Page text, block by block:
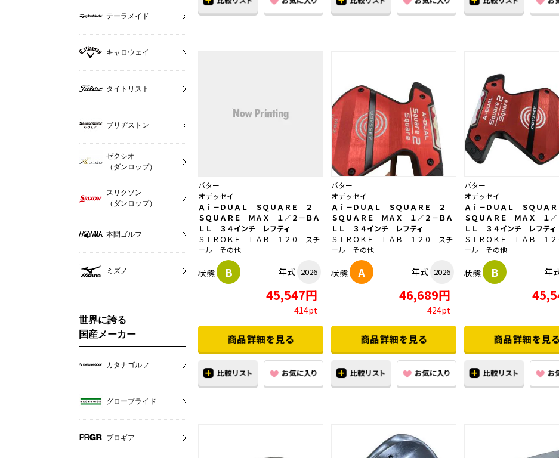
パター
オデッセイ
Ａｉ－ＤＵＡＬ ＳＱＵＡＲＥ ２
ＳＱＵＡＲＥ ＭＡＸ １／２－ＢＡ
ＬＬ ３４インチ レフティ
ＳＴＲＯＫＥ ＬＡＢ １２０ スチ
ール その他
状態 B 年式 2026
45,547円
414pt
パター
オデッセイ
Ａｉ－ＤＵＡＬ ＳＱＵＡＲＥ ２
ＳＱＵＡＲＥ ＭＡＸ １／２－ＢＡ
ＬＬ ３４インチ レフティ
ＳＴＲＯＫＥ ＬＡＢ １２０ スチ
ール その他
状態 A 年式 2026
46,689円
424pt
パター
オデッセイ
Ａｉ－ＤＵＡＬ ＳＱＵＡ
ＳＱＵＡＲＥ ＭＡＸ １／
ＬＬ ３４インチ レフティ
ＳＴＲＯＫＥ ＬＡＢ １
ール その他
状態 B 年
テーラメイド
キャロウェイ
タイトリスト
ブリヂストン
ゼクシオ
（ダンロップ）
スリクソン
（ダンロップ）
本間ゴルフ
ミズノ
世界に誇る
国産メーカー
カタナゴルフ
グローブライド
プロギア